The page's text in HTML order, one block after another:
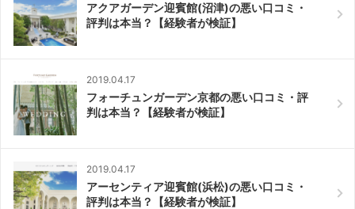
アクアガーデン迎賓館(沼津)の悪い口コミ・
評判は本当？【経験者が検証】
2019.04.17
フォーチュンガーデン京都の悪い口コミ・評
判は本当？【経験者が検証】
2019.04.17
アーセンティア迎賓館(浜松)の悪い口コミ・
評判は本当？【経験者が検証】